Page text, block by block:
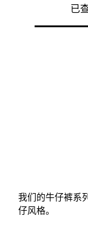
已
我们的牛仔裤系
仔风格。